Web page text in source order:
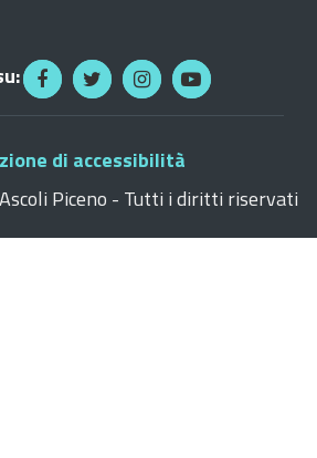
di accessibilità
Piceno - Tutti i diritti riservati